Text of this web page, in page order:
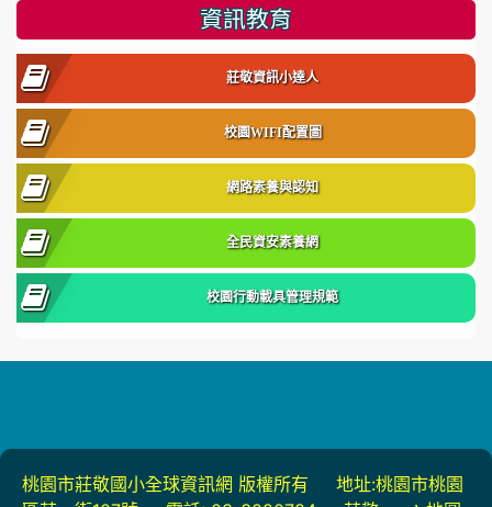
資訊教育
莊敬資訊小達人
校園WIFI配置圖
網路素養與認知
全民資安素養網
校園行動載具管理規範
桃園市莊敬國小全球資訊網 版權所有 地址:桃園市桃園